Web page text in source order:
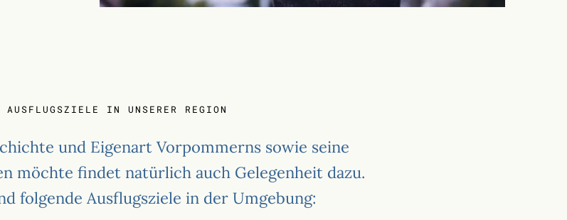
AUSFLUGSZIELE IN UNSERER REGION
und Eigenart Vorpommerns sowie seine
möchte findet natürlich auch Gelegenheit dazu.
folgende Ausflugsziele in der Umgebung: